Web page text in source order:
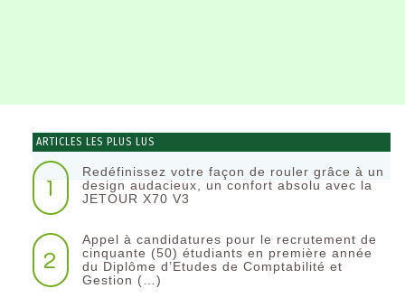
ARTICLES LES PLUS LUS
1
Redéfinissez votre façon de rouler grâce à un
design audacieux, un confort absolu avec la
JETOUR X70 V3
2
Appel à candidatures pour le recrutement de
cinquante (50) étudiants en première année
du Diplôme d’Etudes de Comptabilité et
Gestion (…)